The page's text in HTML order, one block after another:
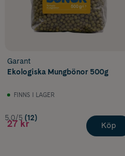
Garant
Ekologiska Mungbönor 500g
FINNS I LAGER
5.0/5 (12)
27 kr Köp